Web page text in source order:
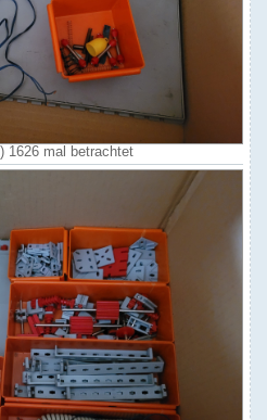
1626 mal betrachtet